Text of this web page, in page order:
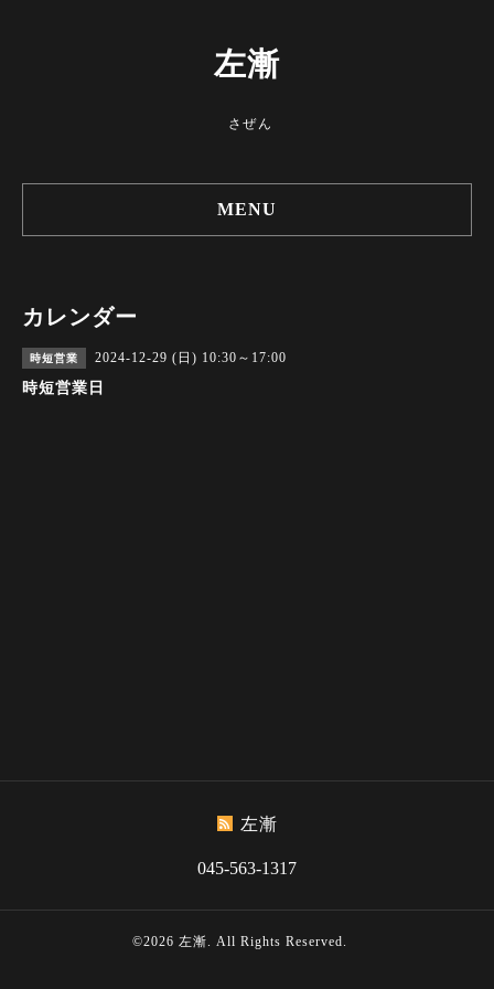
左漸
さぜん
MENU
カレンダー
時短営業 2024-12-29 (日) 10:30～17:00
時短営業日
左漸
045-563-1317
©2026 左漸. All Rights Reserved.